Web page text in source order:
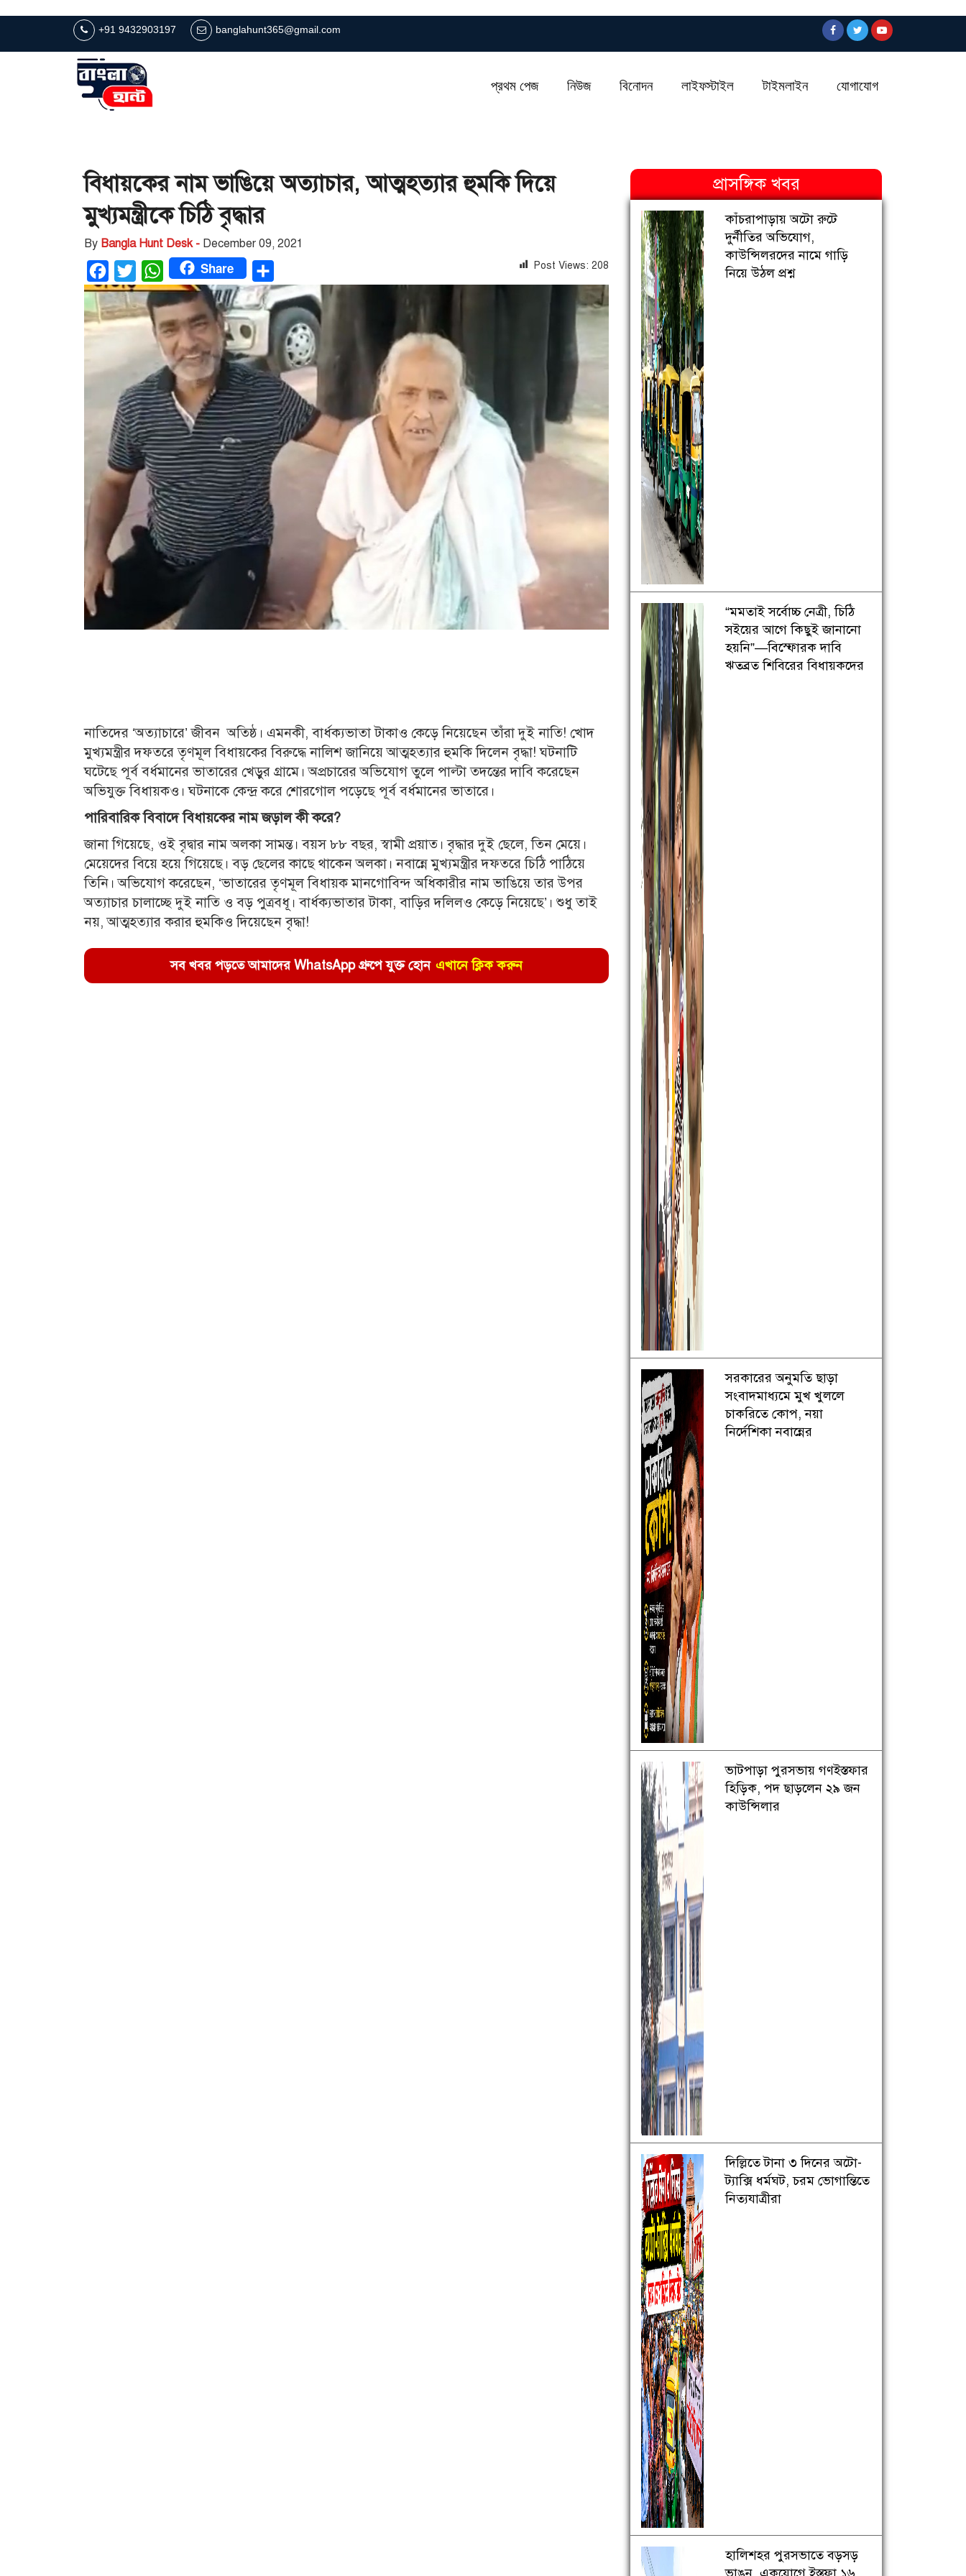
+91 9432903197 banglahunt365@gmail.com
প্রথম পেজ নিউজ বিনোদন লাইফস্টাইল টাইমলাইন যোগাযোগ
বিধায়কের নাম ভাঙিয়ে অত্যাচার, আত্মহত্যার হুমকি দিয়ে
মুখ্যমন্ত্রীকে চিঠি বৃদ্ধার
By Bangla Hunt Desk - December 09, 2021
Facebook
TwitterWhatsApp
Share
Share
Post Views: 208
নাতিদের ‘অত্যাচারে’ জীবন অতিষ্ঠ। এমনকী, বার্ধক্যভাতা টাকাও কেড়ে নিয়েছেন তাঁরা দুই নাতি! খোদ
মুখ্যমন্ত্রীর দফতরে তৃণমূল বিধায়কের বিরুদ্ধে নালিশ জানিয়ে আত্মহত্যার হুমকি দিলেন বৃদ্ধা! ঘটনাটি
ঘটেছে পূর্ব বর্ধমানের ভাতারের খেড়ুর গ্রামে। অপ্রচারের অভিযোগ তুলে পাল্টা তদন্তের দাবি করেছেন
অভিযুক্ত বিধায়কও। ঘটনাকে কেন্দ্র করে শোরগোল পড়েছে পূর্ব বর্ধমানের ভাতারে।
পারিবারিক বিবাদে বিধায়কের নাম জড়াল কী করে?
জানা গিয়েছে, ওই বৃদ্বার নাম অলকা সামন্ত। বয়স ৮৮ বছর, স্বামী প্রয়াত। বৃদ্ধার দুই ছেলে, তিন মেয়ে।
মেয়েদের বিয়ে হয়ে গিয়েছে। বড় ছেলের কাছে থাকেন অলকা। নবান্নে মুখ্যমন্ত্রীর দফতরে চিঠি পাঠিয়ে
তিনি। অভিযোগ করেছেন, ‘ভাতারের তৃণমূল বিধায়ক মানগোবিন্দ অধিকারীর নাম ভাঙিয়ে তার উপর
অত্যাচার চালাচ্ছে দুই নাতি ও বড় পুত্রবধূ। বার্ধক্যভাতার টাকা, বাড়ির দলিলও কেড়ে নিয়েছে’। শুধু তাই
নয়, আত্মহত্যার করার হুমকিও দিয়েছেন বৃদ্ধা!
সব খবর পড়তে আমাদের WhatsApp গ্রুপে যুক্ত হোন এখানে ক্লিক করুন
প্রাসঙ্গিক খবর
কাঁচরাপাড়ায় অটো রুটে
দুর্নীতির অভিযোগ,
কাউন্সিলরদের নামে গাড়ি
নিয়ে উঠল প্রশ্ন
“মমতাই সর্বোচ্চ নেত্রী, চিঠি
সইয়ের আগে কিছুই জানানো
হয়নি”—বিস্ফোরক দাবি
ঋতব্রত শিবিরের বিধায়কদের
সরকারের অনুমতি ছাড়া
সংবাদমাধ্যমে মুখ খুললে
চাকরিতে কোপ, নয়া
নির্দেশিকা নবান্নের
ভাটপাড়া পুরসভায় গণইস্তফার
হিড়িক, পদ ছাড়লেন ২৯ জন
কাউন্সিলার
দিল্লিতে টানা ৩ দিনের অটো-
ট্যাক্সি ধর্মঘট, চরম ভোগান্তিতে
নিত্যযাত্রীরা
হালিশহর পুরসভাতে বড়সড়